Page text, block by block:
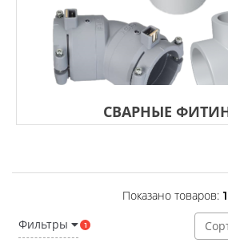
СВАРНЫЕ
Показано товаров:
Фильтры 1